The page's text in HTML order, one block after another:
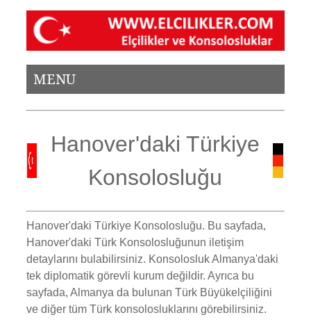
MENU
Hanover'daki Türkiye
Konsolosluğu
Hanover'daki Türkiye Konsolosluğu. Bu sayfada,
Hanover'daki Türk Konsolosluğunun iletişim
detaylarını bulabilirsiniz. Konsolosluk Almanya'daki
tek diplomatik görevli kurum değildir. Ayrıca bu
sayfada, Almanya da bulunan Türk Büyükelçiliğini
ve diğer tüm Türk konsolosluklarını görebilirsiniz.